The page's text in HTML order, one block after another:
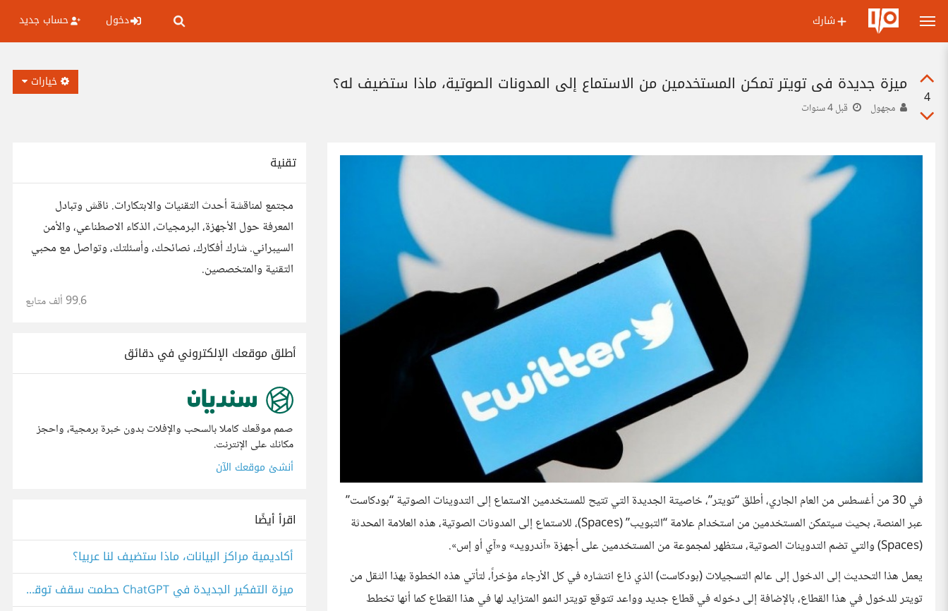
شارك دخول حساب جديد
4
ميزة جديدة في تويتر تمكن المستخدمين من الاستماع إلى المدونات الصوتية، ماذا ستضيف له؟
مجهول قبل 4 سنوات
خيارات
في 30 من أغسطس من العام الجاري، أطلق “تويتر”، خاصيتة الجديدة التي تتيح للمستخدمين الاستماع إلى التدوينات الصوتية “بودكاست”
عبر المنصة، بحيث سيتمكن المستخدمين من استخدام علامة “التبويب” (Spaces)، للاستماع إلى المدونات الصوتية، هذه العلامة المحدثة
(Spaces) والتي تضم التدوينات الصوتية، ستظهر لمجموعة من المستخدمين على أجهزة «آندرويد» و«آي أو إس».
يعمل هذا التحديث إلى الدخول إلى عالم التسجيلات (بودكاست) الذي ذاع انتشاره في كل الأرجاء مؤخراً، لتأتي هذه الخطوة بهذا الثقل من
تويتر للدخول في هذا القطاع، بالإضافة إلى دخوله في قطاع جديد وواعد تتوقع تويتر النمو المتزايد لها في هذا القطاع كما أنها تخطط
تقنية
مجتمع لمناقشة أحدث التقنيات والابتكارات. ناقش وتبادل
المعرفة حول الأجهزة، البرمجيات، الذكاء الاصطناعي، والأمن
السيبراني. شارك أفكارك، نصائحك، وأسئلتك، وتواصل مع محبي
التقنية والمتخصصين.
99.6 ألف متابع
أطلق موقعك الإلكتروني في دقائق
صمم موقعك كاملا بالسحب والإفلات بدون خبرة برمجية، واحجز
مكانك على الإنترنت.
أنشئ موقعك الآن
اقرأ أيضًا
أكاديمية مراكز البيانات، ماذا ستضيف لنا عربيا؟
ميزة التفكير الجديدة في ChatGPT حطمت سقف توقعاتي